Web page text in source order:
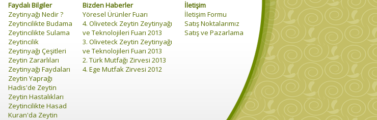
Faydalı Bilgiler
Zeytinyağı Nedir ?
Zeytincilikte Budama
Zeytincilikte Sulama
Zeytincilik
Zeytinyağı Çeşitleri
Zeytin Zararlıları
Zeytinyağı Faydaları
Zeytin Yaprağı
Hadis'de Zeytin
Zeytin Hastalıkları
Zeytincilikte Hasad
Kuran'da Zeytin
Bizden Haberler
Yöresel Ürünler Fuarı
4. Oliveteck Zeytin Zeytinyağı
ve Teknolojileri Fuarı 2013
3. Oliveteck Zeytin Zeytinyağı
ve Teknolojileri Fuarı 2013
2. Türk Mutfağı Zirvesi 2013
4. Ege Mutfak Zirvesi 2012
İletişim
İletişim Formu
Satış Noktalarımız
Satış ve Pazarlama